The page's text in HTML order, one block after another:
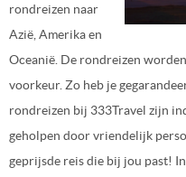
rondreizen naar
Azië, Amerika en
Oceanië. De rondreizen
voorkeur. Zo heb je
rondreizen bij 333Travel zijn
geholpen door vriendelijk
geprijsde reis die bij jou past!